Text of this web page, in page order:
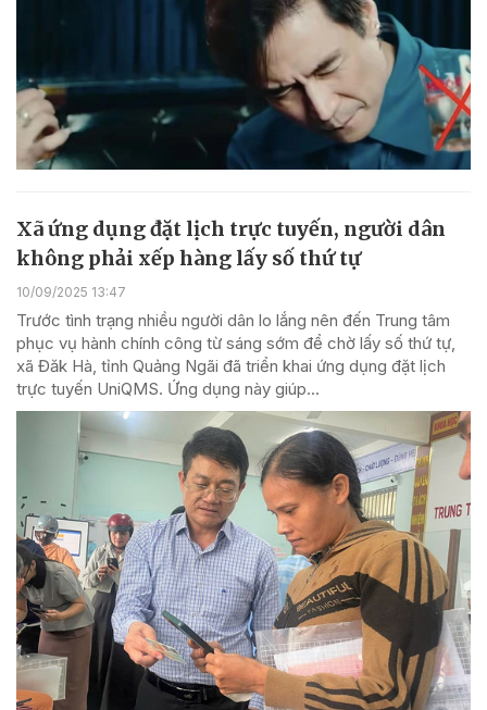
Xã ứng dụng đặt lịch trực tuyến, người dân
không phải xếp hàng lấy số thứ tự
10/09/2025 13:47
Trước tình trạng nhiều người dân lo lắng nên đến Trung tâm
phục vụ hành chính công từ sáng sớm để chờ lấy số thứ tự,
xã Đăk Hà, tỉnh Quảng Ngãi đã triển khai ứng dụng đặt lịch
trực tuyến UniQMS. Ứng dụng này giúp...